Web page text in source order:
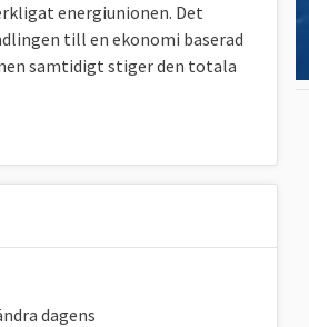
energiunionen. Det
till en ekonomi baserad
samtidigt stiger den totala
dagens